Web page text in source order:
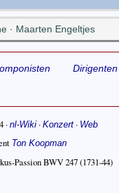
· Maarten Engeltjes
Dirigenten
· nl-Wiki· Konzert· Web
Ton Koopman
Passion BWV 247(1731-44)